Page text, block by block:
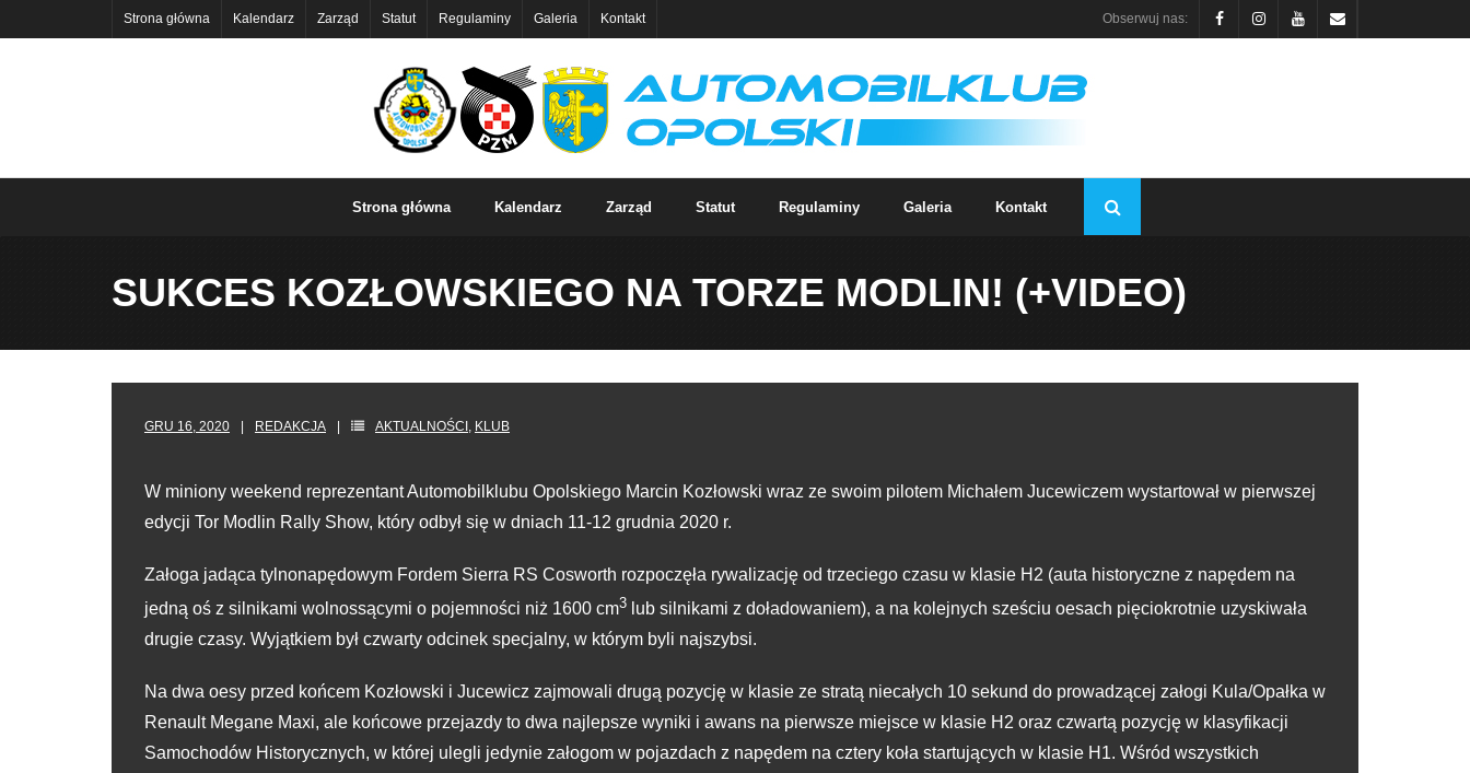
to
Strona główna Kalendarz Zarząd Statut Regulaminy Galeria Kontakt Obserwuj nas:
Strona główna Kalendarz Zarząd Statut Regulaminy Galeria Kontakt
SUKCES KOZŁOWSKIEGO NA TORZE MODLIN! (+VIDEO)
GRU 16, 2020 REDAKCJA AKTUALNOŚCI , KLUB
W miniony weekend reprezentant Automobilklubu Opolskiego Marcin Kozłowski wraz ze swoim pilotem Michałem Jucewiczem wystartował w pierwszej
edycji Tor Modlin Rally Show, który odbył się w dniach 11-12 grudnia 2020 r.
Załoga jadąca tylnonapędowym Fordem Sierra RS Cosworth rozpoczęła rywalizację od trzeciego czasu w klasie H2 (auta historyczne z napędem na
jedną oś z silnikami wolnossącymi o pojemności niż 1600 cm3 lub silnikami z doładowaniem), a na kolejnych sześciu oesach pięciokrotnie uzyskiwała
drugie czasy. Wyjątkiem był czwarty odcinek specjalny, w którym byli najszybsi.
Na dwa oesy przed końcem Kozłowski i Jucewicz zajmowali drugą pozycję w klasie ze stratą niecałych 10 sekund do prowadzącej załogi Kula/Opałka w
Renault Megane Maxi, ale końcowe przejazdy to dwa najlepsze wyniki i awans na pierwsze miejsce w klasie H2 oraz czwartą pozycję w klasyfikacji
Samochodów Historycznych, w której ulegli jedynie załogom w pojazdach z napędem na cztery koła startujących w klasie H1. Wśród wszystkich